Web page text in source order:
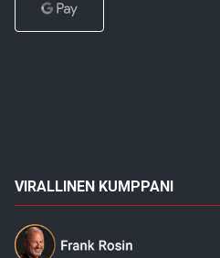
VIRALLINEN KUMPPANI